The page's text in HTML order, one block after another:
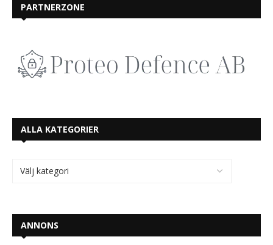
PARTNERZONE
ALLA KATEGORIER
ANNONS